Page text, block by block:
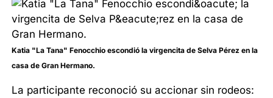
Katia "La Tana" Fenocchio escondió la virgencita de Selva Pérez en la
casa de Gran Hermano.
La participante reconoció su accionar sin rodeos: